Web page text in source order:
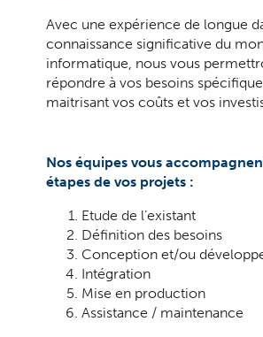
Avec une expérience de longue
connaissance significative du
informatique, nous vous
répondre à vos besoins
maitrisant vos coûts et vos
Nos équipes vous
étapes de vos projets :
Etude de l’existant
Définition des besoins
Conception et/ou
Intégration
Mise en production
Assistance / maintenance